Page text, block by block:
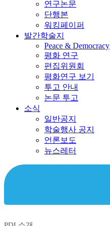
연구논문
단행본
워킹페이퍼
발간학술지
Peace & Democracy
평화 연구
편집위원회
평화연구 보기
투고 안내
논문 투고
소식
일반공지
학술행사 공지
언론보도
뉴스레터